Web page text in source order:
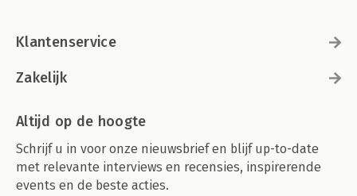
Klantenservice
Zakelijk
Altijd op de hoogte
Schrijf u in voor onze nieuwsbrief en blijf up-to-date
met relevante interviews en recensies, inspirerende
events en de beste acties.